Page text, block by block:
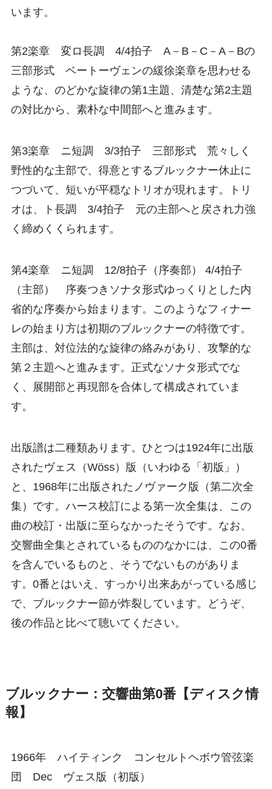
います。
第2楽章 変ロ長調 4/4拍子 A－B－C－A－Bの
三部形式 ベートーヴェンの緩徐楽章を思わせる
ような、のどかな旋律の第1主題、清楚な第2主題
の対比から、素朴な中間部へと進みます。
第3楽章 ニ短調 3/3拍子 三部形式 荒々しく
野性的な主部で、得意とするブルックナー休止に
つづいて、短いが平穏なトリオが現れます。トリ
オは、ト長調 3/4拍子 元の主部へと戻され力強
く締めくくられます。
第4楽章 ニ短調 12/8拍子（序奏部） 4/4拍子
（主部） 序奏つきソナタ形式ゆっくりとした内
省的な序奏から始まります。このようなフィナー
レの始まり方は初期のブルックナーの特徴です。
主部は、対位法的な旋律の絡みがあり、攻撃的な
第２主題へと進みます。正式なソナタ形式でな
く、展開部と再現部を合体して構成されていま
す。
出版譜は二種類あります。ひとつは1924年に出版
されたヴェス（Wöss）版（いわゆる「初版」）
と、1968年に出版されたノヴァーク版（第二次全
集）です。ハース校訂による第一次全集は、この
曲の校訂・出版に至らなかったそうです。なお、
交響曲全集とされているもののなかには、この0番
を含んでいるものと、そうでないものがありま
す。0番とはいえ、すっかり出来あがっている感じ
で、ブルックナー節が炸裂しています。どうぞ、
後の作品と比べて聴いてください。
ブルックナー：交響曲第0番【ディスク情
報】
1966年 ハイティンク コンセルトヘボウ管弦楽
団 Dec ヴェス版（初版）